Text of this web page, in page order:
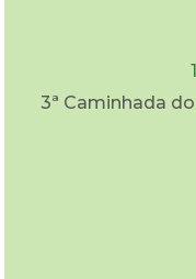
3ª Caminhada